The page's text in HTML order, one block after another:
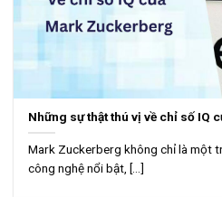
Những sự thật thú vị về chỉ số IQ
Mark Zuckerberg không chỉ là một
công nghệ nổi bật, [...]